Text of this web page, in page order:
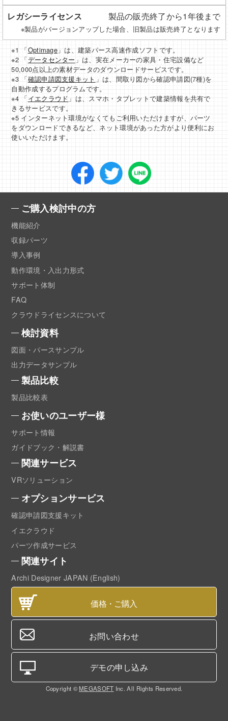
製品の販売終了から1年後まで
※製品がバージョンアップした場合、旧製品は販売終了となります
※1 「Optimage 」は、建築パース高速作成ソフトです。
※2 「データセンター 」は、実在メーカーの家具・住宅設備など
50,000点以上の素材データのダウンロードサービスです。
※3 「確認申請図支援キット 」は、間取り図から確認申請図(7種)を
自動作成するプログラムです。
※4 「イエクラウド 」は、スマホ・タブレットで建築情報を共有で
きるサービスです。
※5 インターネット環境がなくてもご利用いただけますが、パーツ
をダウンロードできるなど、ネット環境があった方がより便利にお
使いいただけます。
ご購入検討中の方
機能紹介
収録パーツ
導入事例
動作環境・入出力形式
サポート体制
FAQ
クラウドライセンスについて
検討資料
図面・パースサンプル
出力データサンプル
製品比較
製品比較表
お使いのユーザー様
サポート情報
ガイドブック・解説書
関連サービス
VRソリューション
オプションサービス
確認申請図支援キット
イエクラウド
パーツ作成サービス
関連サイト
Archi Designer JAPAN (English)
価格・ご購入
お問い合わせ
デモの申し込み
Copyright ©MEGASOFT Inc. All Rights Reserved.